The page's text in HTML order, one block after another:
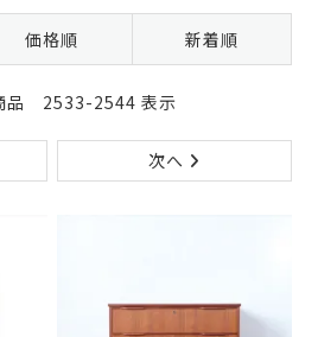
価格順 新着順
品 2533-2544 表示
次へ